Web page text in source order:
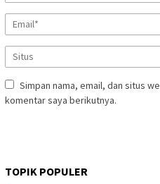
Simpan nama, email, dan situs
komentar saya berikutnya.
TOPIK POPULER